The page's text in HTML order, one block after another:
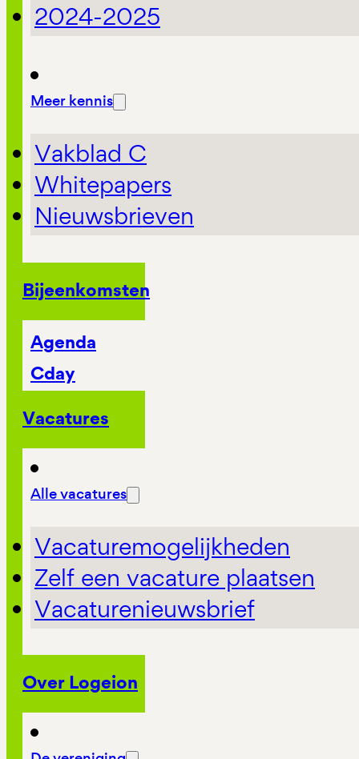
2024-2025
Meer kennis
Vakblad C
Whitepapers
Nieuwsbrieven
Bijeenkomsten
Agenda
Cday
Vacatures
Alle vacatures
Vacaturemogelijkheden
Zelf een vacature plaatsen
Vacaturenieuwsbrief
Over Logeion